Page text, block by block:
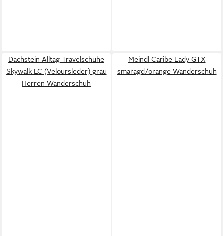
Dachstein Alltag-Travelschuhe
Skywalk LC (Veloursleder) grau
Herren Wanderschuh
Meindl Caribe Lady GTX
smaragd/orange Wanderschuh